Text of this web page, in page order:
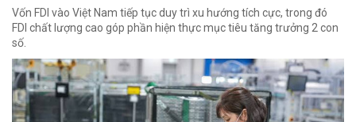
Vốn FDI vào Việt Nam tiếp tục duy trì xu hướng tích cực, trong đó
FDI chất lượng cao góp phần hiện thực mục tiêu tăng trưởng 2 con
số.